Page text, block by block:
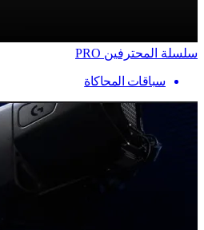
سلسلة المحترفين PRO
سباقات المحاكاة